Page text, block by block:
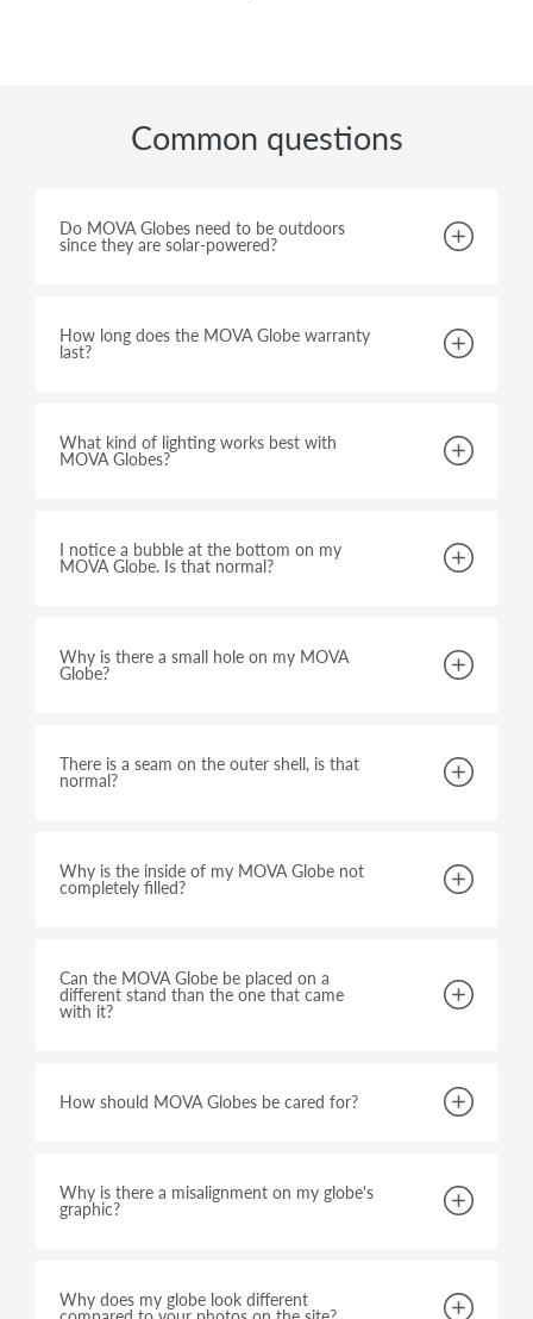
Common questions
Do MOVA Globes need to be outdoors
since they are solar-powered?
How long does the MOVA Globe warranty
last?
What kind of lighting works best with
MOVA Globes?
I notice a bubble at the bottom on my
MOVA Globe. Is that normal?
Why is there a small hole on my MOVA
Globe?
There is a seam on the outer shell, is that
normal?
Why is the inside of my MOVA Globe not
completely filled?
Can the MOVA Globe be placed on a
different stand than the one that came
with it?
How should MOVA Globes be cared for?
Why is there a misalignment on my globe's
graphic?
Why does my globe look different